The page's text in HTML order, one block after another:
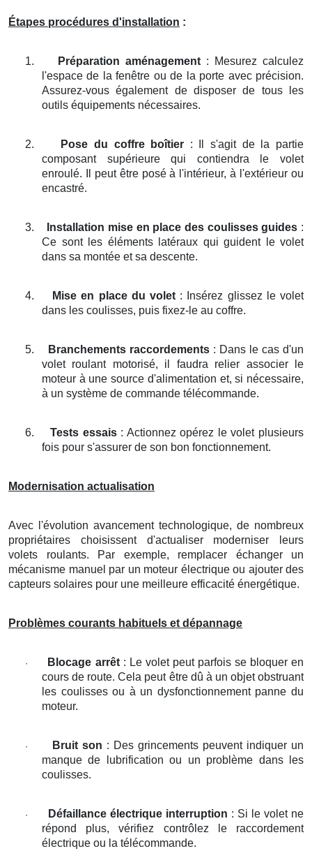
Étapes procédures d'installation :
1. Préparation aménagement : Mesurez calculez
l'espace de la fenêtre ou de la porte avec précision.
Assurez-vous également de disposer de tous les
outils équipements nécessaires.
2. Pose du coffre boîtier : Il s'agit de la partie
composant supérieure qui contiendra le volet
enroulé. Il peut être posé à l'intérieur, à l'extérieur ou
encastré.
3. Installation mise en place des coulisses guides :
Ce sont les éléments latéraux qui guident le volet
dans sa montée et sa descente.
4. Mise en place du volet: Insérez glissez le volet
dans les coulisses, puis fixez-le au coffre.
5. Branchements raccordements : Dans le cas d'un
volet roulant motorisé, il faudra relier associer le
moteur à une source d'alimentation et, si nécessaire,
à un système de commande télécommande.
6. Tests essais: Actionnez opérez le volet plusieurs
fois pour s'assurer de son bon fonctionnement.
Modernisation actualisation
Avec l'évolution avancement technologique, de nombreux
propriétaires choisissent d'actualiser moderniser leurs
volets roulants. Par exemple, remplacer échanger un
mécanisme manuel par un moteur électrique ou ajouter des
capteurs solaires pour une meilleure efficacité énergétique.
Problèmes courants habituels et dépannage
· Blocage arrêt: Le volet peut parfois se bloquer en
cours de route. Cela peut être dû à un objet obstruant
les coulisses ou à un dysfonctionnement panne du
moteur.
· Bruit son : Des grincements peuvent indiquer un
manque de lubrification ou un problème dans les
coulisses.
· Défaillance électrique interruption : Si le volet ne
répond plus, vérifiez contrôlez le raccordement
électrique ou la télécommande.